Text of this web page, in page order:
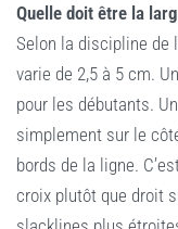
Quelle doit être la
Selon la discipline de
varie de 2,5 à 5 cm.
pour les débutants.
simplement sur le
bords de la ligne.
croix plutôt que droit